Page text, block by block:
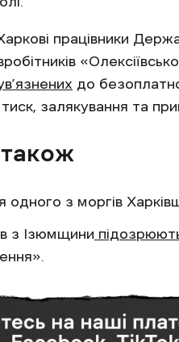
працівники
до
тиск, залякування та
одного з моргів
з Ізюмщини